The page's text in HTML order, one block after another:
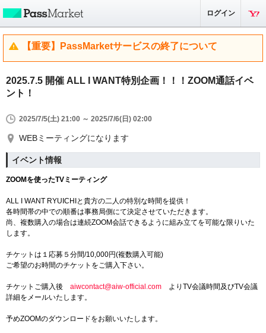
ログイン
【重要】PassMarketサービスの終了について
2025.7.5 開催 ALL I WANT特別企画！！！ZOOM通話イベ
ント！
2025/7/5(土) 21:00 ～ 2025/7/6(日) 02:00
WEBミーティングになります
イベント情報
ZOOMを使ったTVミーティング
ALL I WANT RYUICHIと貴方の二人の特別な時間を提供！
各時間帯の中での順番は事務局側にて決定させていただきます。
尚、複数購入の場合は連続ZOOM会話できるように組み立てを可能な限りいた
します。
チケットは１応募５分間/10,000円(複数購入可能)
ご希望のお時間のチケットをご購入下さい。
チケットご購入後 aiwcontact@aiw-official.com よりTV会議時間及びTV会議
詳細をメールいたします。
予めZOOMのダウンロードをお願いいたします。